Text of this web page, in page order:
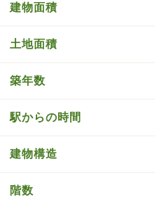
建物面積
土地面積
築年数
駅からの時間
建物構造
階数